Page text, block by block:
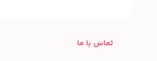
تماس با ما